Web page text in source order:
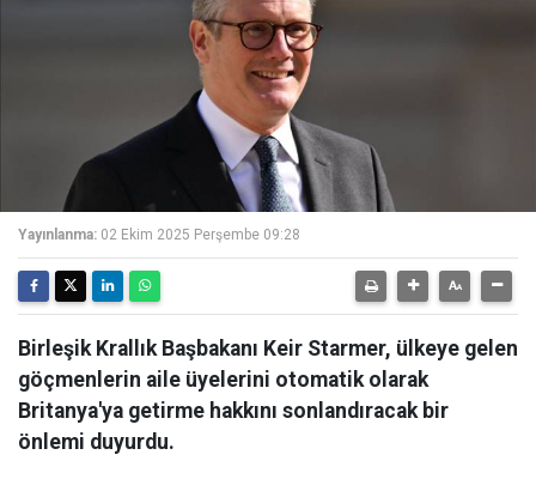
Yayınlanma: 02 Ekim 2025 Perşembe 09:28
Birleşik Krallık Başbakanı Keir Starmer, ülkeye gelen
göçmenlerin aile üyelerini otomatik olarak
Britanya'ya getirme hakkını sonlandıracak bir
önlemi duyurdu.